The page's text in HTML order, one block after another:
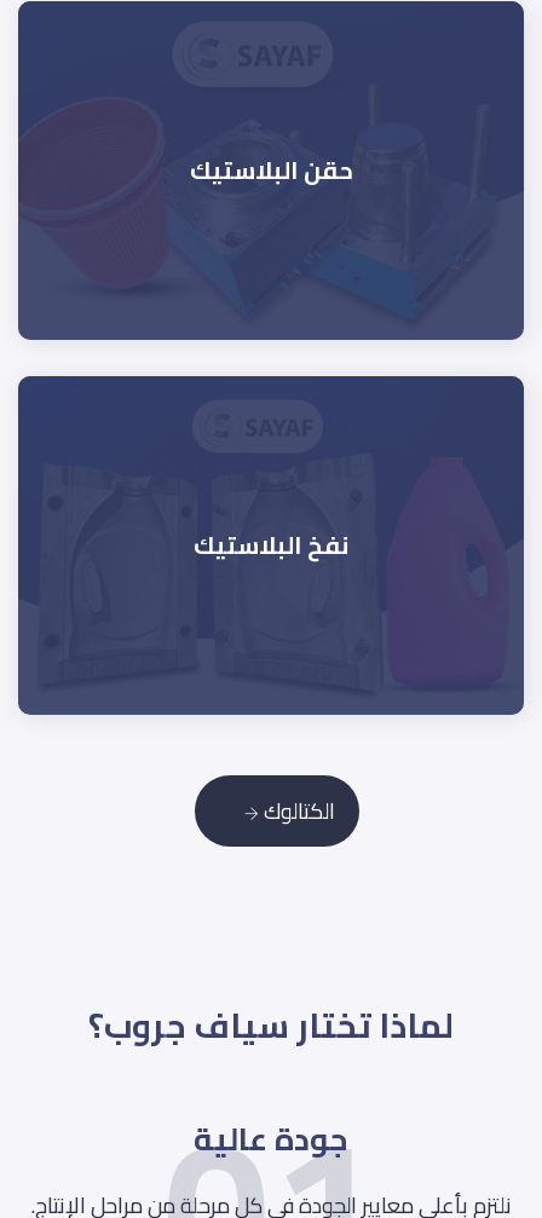
حقن البلاستيك
نفخ البلاستيك
الكتالوك
لماذا تختار سياف جروب؟
جودة عالية
نلتزم بأعلى معايير الجودة في كل مرحلة من مراحل الإنتاج.